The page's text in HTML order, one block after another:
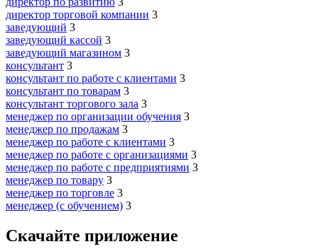
директор торговой компании 3
заведующий 3
заведующий кассой 3
заведующий магазином 3
консультант 3
консультант по работе с клиентами 3
консультант по товарам 3
консультант торгового зала 3
менеджер по организации обучения 3
менеджер по продажам 3
менеджер по работе с клиентами 3
менеджер по работе с организациями 3
менеджер по работе с предприятиями 3
менеджер по товару 3
менеджер по торговле 3
менеджер (с обучением) 3
Скачайте приложение